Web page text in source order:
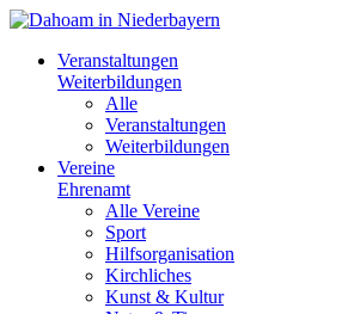
Veranstaltungen
Weiterbildungen
Alle
Veranstaltungen
Weiterbildungen
Vereine
Ehrenamt
Alle Vereine
Sport
Hilfsorganisation
Kirchliches
Kunst & Kultur